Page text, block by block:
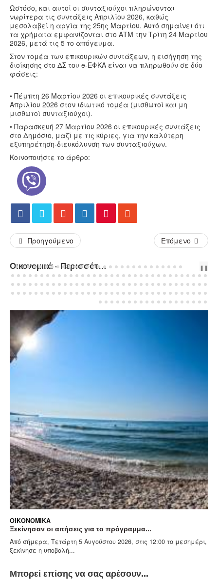
Ωστόσο, και αυτοί οι συνταξιούχοι πληρώνονται
νωρίτερα τις συντάξεις Απριλίου 2026, καθώς
μεσολαβεί η αργία της 25ης Μαρτίου. Αυτό σημαίνει ότι
τα χρήματα εμφανίζονται στο ΑΤΜ την Τρίτη 24 Μαρτίου
2026, μετά τις 5 το απόγευμα.
Στον τομέα των επικουρικών συντάξεων, η εισήγηση της
διοίκησης στο ΔΣ του e-ΕΦΚΑ είναι να πληρωθούν σε δύο
φάσεις:
• Πέμπτη 26 Μαρτίου 2026 οι επικουρικές συντάξεις
Απριλίου 2026 στον ιδιωτικό τομέα (μισθωτοί και μη
μισθωτοί συνταξιούχοι).
• Παρασκευή 27 Μαρτίου 2026 οι επικουρικές συντάξεις
στο Δημόσιο, μαζί με τις κύριες, για την καλύτερη
εξυπηρέτηση-διευκόλυνση των συνταξιούχων.
Κοινοποιήστε το άρθρο:
Προηγούμενο Επόμενο
Οικονομικά - Περισσότερα Άρθρα... PREVNEXT
❚❚
στις 12:00 το μεσημέρι,
Μπορεί επίσης να σας αρέσουν...